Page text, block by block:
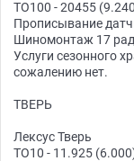
ТО100 - 20455
Прописывание
Шиномонтаж 17
Услуги сезонного
сожалению нет.
ТВЕРЬ
Лексус Тверь
ТО10 - 11.925